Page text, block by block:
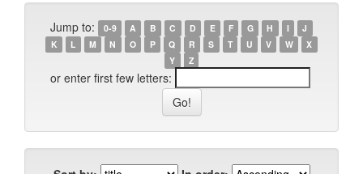
Jump to: 0-9 A B C D E F G H I
J
K
L M N O P Q R S T U V W
X
Y
Z
or enter first few letters: